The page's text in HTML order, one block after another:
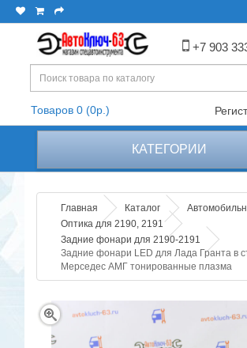
+7 903
Товаров 0 (0р.)
КАТЕГОРИИ
Главная Каталог
Оптика для 2190, 2191
Задние фонари для 2190-2191
Задние фонари LED для Лада Гранта в
Мерседес АМГ тонированные плазма